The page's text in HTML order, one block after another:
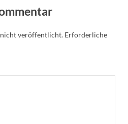
veröffentlicht. Erforderliche